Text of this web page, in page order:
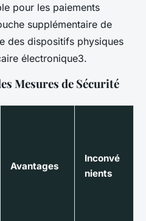
pour les paiements
supplémentaire de
des dispositifs physiques
électronique3.
Mesures de Sécurité
Avantages
Inconvé
nients